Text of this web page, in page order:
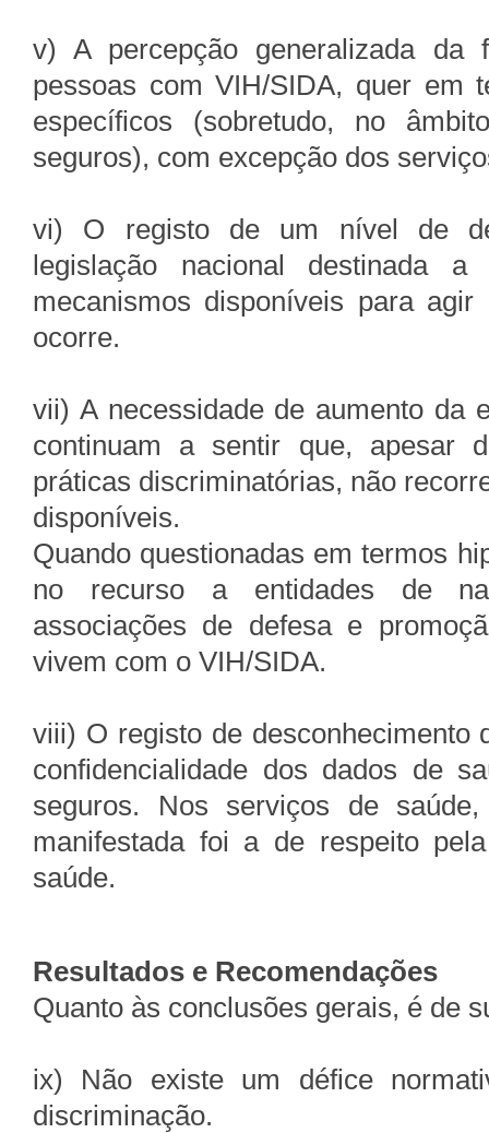
v) A percepção generalizada da
pessoas com VIH/SIDA, quer em
específicos (sobretudo, no
seguros), com excepção dos
vi) O registo de um nível de
legislação nacional destinada
mecanismos disponíveis para
ocorre.
vii) A necessidade de aumento da
continuam a sentir que, apesar
práticas discriminatórias, não
disponíveis.
Quando questionadas em termos
no recurso a entidades de
associações de defesa e
vivem com o VIH/SIDA.
viii) O registo de desconhecimento
confidencialidade dos dados de
seguros. Nos serviços de
manifestada foi a de respeito
saúde.
Resultados e Recomendações
Quanto às conclusões gerais, é de
ix) Não existe um défice
discriminação.